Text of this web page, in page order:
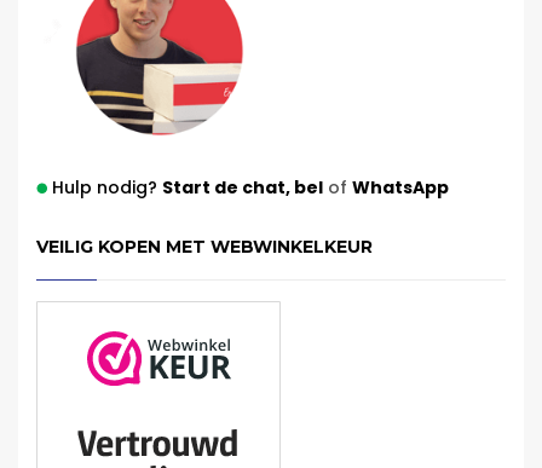
Hulp nodig? Start de chat,belof WhatsApp
VEILIG KOPEN MET WEBWINKELKEUR